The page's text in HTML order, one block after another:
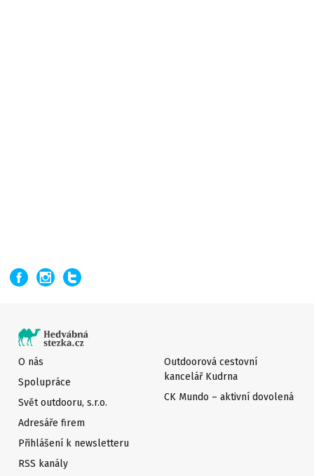
O nás
Spolupráce
Svět outdooru, s.r.o.
Adresáře firem
Přihlášení k newsletteru
Outdoorová cestovní
kancelář Kudrna
CK Mundo – aktivní dovolená
RSS kanály